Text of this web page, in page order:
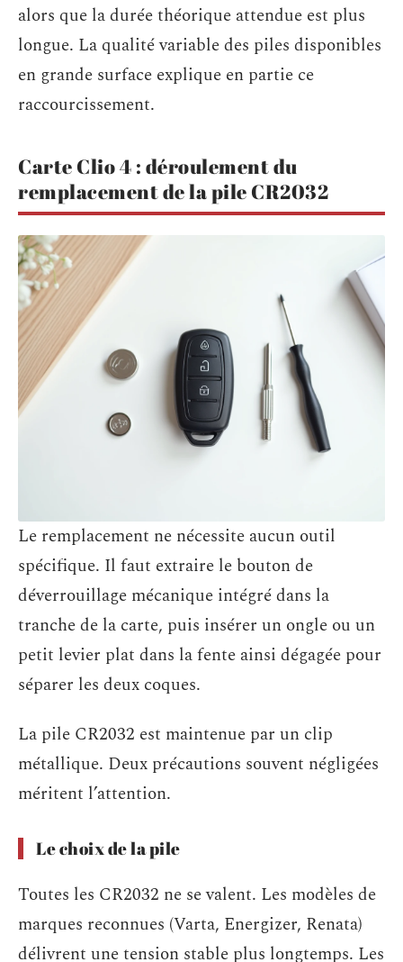
alors que la durée théorique attendue est plus
longue. La qualité variable des piles disponibles
en grande surface explique en partie ce
raccourcissement.
Carte Clio 4 : déroulement du
remplacement de la pile CR2032
Le remplacement ne nécessite aucun outil
spécifique. Il faut extraire le bouton de
déverrouillage mécanique intégré dans la
tranche de la carte, puis insérer un ongle ou un
petit levier plat dans la fente ainsi dégagée pour
séparer les deux coques.
La pile CR2032 est maintenue par un clip
métallique. Deux précautions souvent négligées
méritent l’attention.
Le choix de la pile
Toutes les CR2032 ne se valent. Les modèles de
marques reconnues (Varta, Energizer, Renata)
délivrent une tension stable plus longtemps. Les